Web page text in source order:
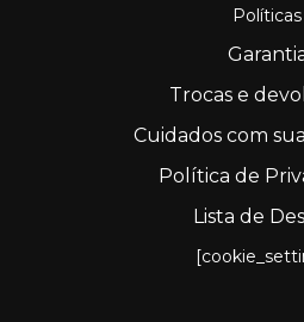
Políticas
Trocas e
Cuidados com
Política de
Lista de